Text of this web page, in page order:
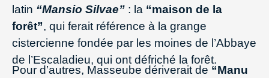
latin “Mansio Silvae” : la “maison de la
forêt”, qui ferait référence à la grange
cistercienne fondée par les moines de l’Abbaye
de l’Escaladieu, qui ont défriché la forêt.
Pour d’autres, Masseube dériverait de “Manu